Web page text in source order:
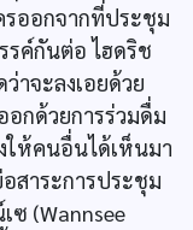
รออกจากที่ประชุม
ค์กันต่อ ไฮดริช
าจะลงเอยด้วย
อกด้วยการร่วมดื่ม
ให้คนอื่นได้เห็นมา
สาระการประชุม
ซ (Wannsee